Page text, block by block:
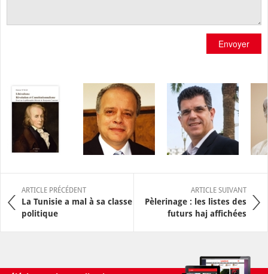
Envoyer
ARTICLE PRÉCÉDENT
La Tunisie a mal à sa classe
politique
ARTICLE SUIVANT
Pèlerinage : les listes des
futurs haj affichées